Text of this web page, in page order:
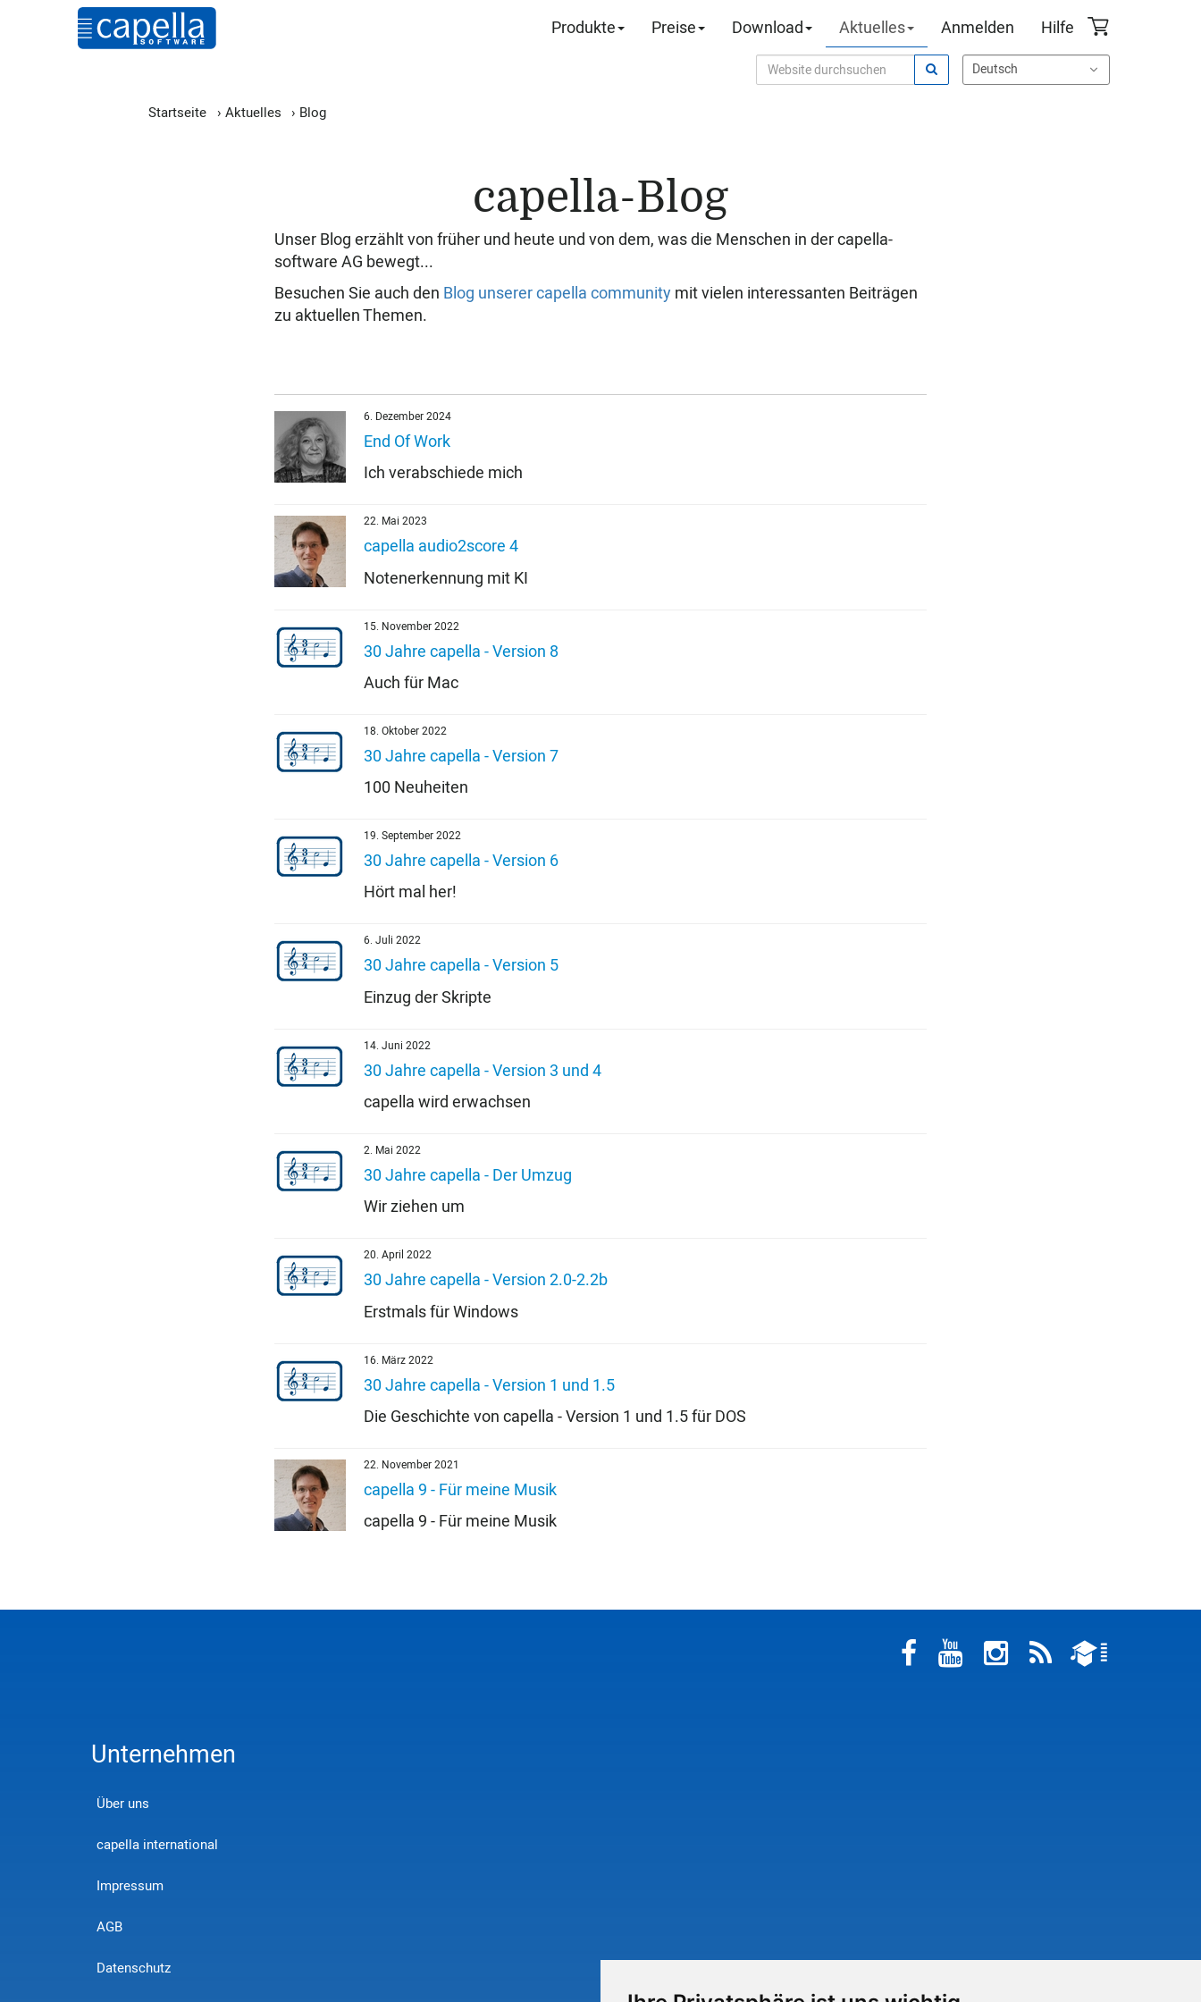
Produkte Preise Download Aktuelles Anmelden Hilfe
Startseite › Aktuelles › Blog
capella-Blog
Unser Blog erzählt von früher und heute und von dem, was die Menschen in der capella-
software AG bewegt...
Besuchen Sie auch den Blog unserer capella communitymit vielen interessanten Beiträgen
zu aktuellen Themen.
6. Dezember 2024
End Of Work
Ich verabschiede mich
22. Mai 2023
capella audio2score 4
Notenerkennung mit KI
15. November 2022
30 Jahre capella - Version 8
Auch für Mac
18. Oktober 2022
30 Jahre capella - Version 7
100 Neuheiten
19. September 2022
30 Jahre capella - Version 6
Hört mal her!
6. Juli 2022
30 Jahre capella - Version 5
Einzug der Skripte
14. Juni 2022
30 Jahre capella - Version 3 und 4
capella wird erwachsen
2. Mai 2022
30 Jahre capella - Der Umzug
Wir ziehen um
20. April 2022
30 Jahre capella - Version 2.0-2.2b
Erstmals für Windows
16. März 2022
30 Jahre capella - Version 1 und 1.5
Die Geschichte von capella - Version 1 und 1.5 für DOS
22. November 2021
capella 9 - Für meine Musik
capella 9 - Für meine Musik
Unternehmen
Über uns
capella international
Impressum
AGB
Datenschutz